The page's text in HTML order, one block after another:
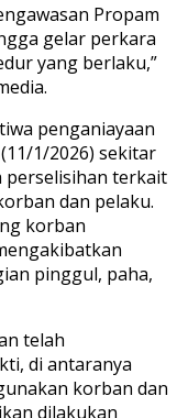
Propam
gelar perkara
yang berlaku,”
penganiayaan
1/2026) sekitar
perselisihan terkait
dan pelaku.
korban
pinggul, paha,
telah
di antaranya
korban dan
dilakukan